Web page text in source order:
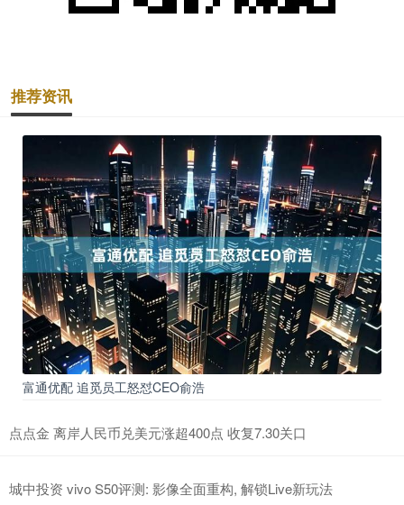
推荐资讯
富通优配 追觅员工怒怼CEO俞浩
点点金 离岸人民币兑美元涨超400点 收复7.30关口
城中投资 vivo S50评测: 影像全面重构, 解锁Live新玩法